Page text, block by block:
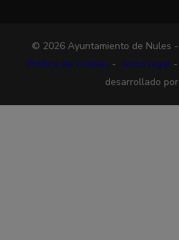
© 2026 Ayuntamiento de Nules -
Política de cookies - Aviso legal-
desarrollado por